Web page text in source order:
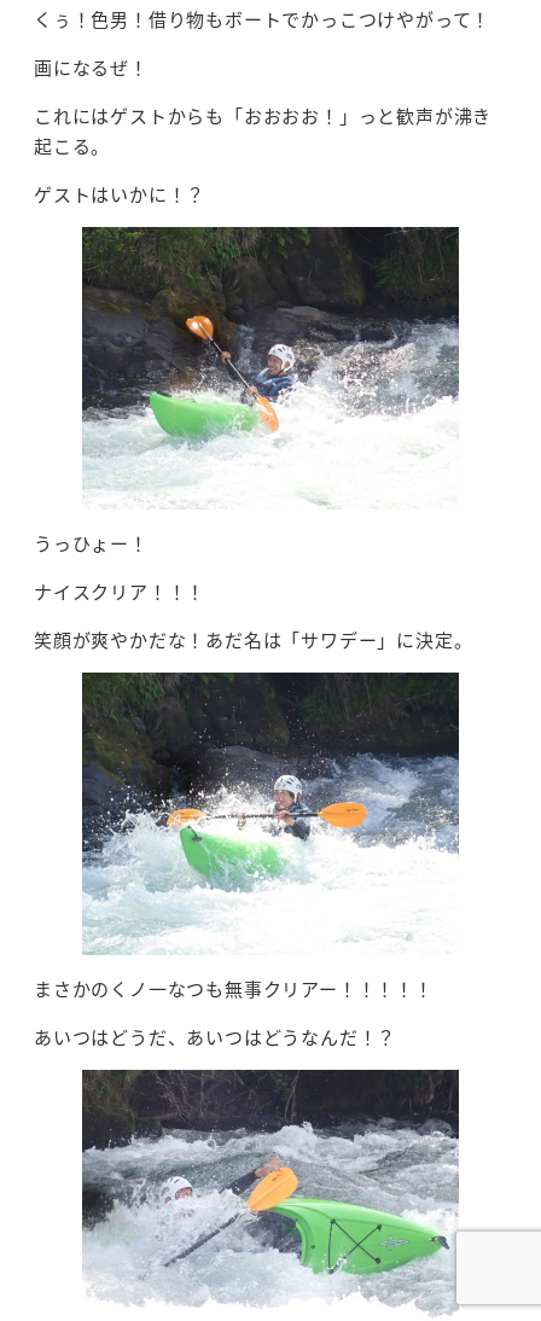
くぅ！色男！借り物もボートでかっこつけやがって！
画になるぜ！
これにはゲストからも「おおおお！」っと歓声が沸き
起こる。
ゲストはいかに！？
うっひょー！
ナイスクリア！！！
笑顔が爽やかだな！あだ名は「サワデー」に決定。
まさかのくノ一なつも無事クリアー！！！！！
あいつはどうだ、あいつはどうなんだ！？